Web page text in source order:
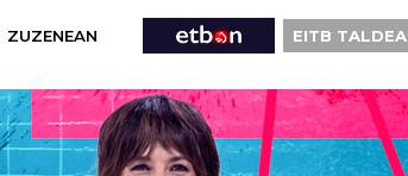
ZUZENEAN EITB TALDEA